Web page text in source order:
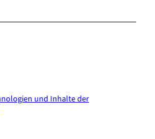
und Inhalte der